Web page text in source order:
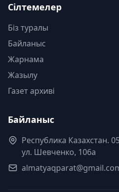
Сілтемелер
Біз туралы
Байланыс
Жарнама
Жазылу
Газет архиві
Байланыс
Республика Казахстан.
ул. Шевченко, 106а